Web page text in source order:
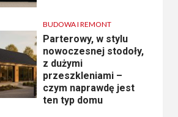
BUDOWA I REMONT
Parterowy, w stylu
nowoczesnej stodoły,
z dużymi
przeszkleniami –
czym naprawdę jest
ten typ domu